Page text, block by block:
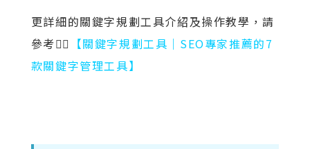
更詳細的關鍵字規劃工具介紹及操作教學，請
參考👉🏻 【關鍵字規劃工具｜SEO專家推薦的7
款關鍵字管理工具】